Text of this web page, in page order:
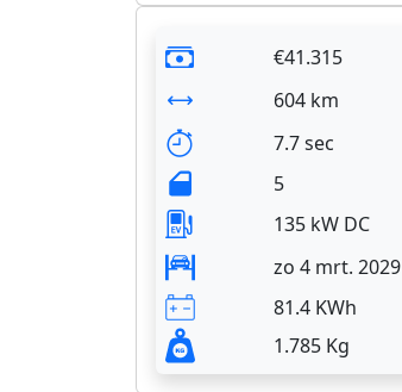
€41.315
604 km
7.7 sec
5
135 kW DC
zo 4 mrt. 2029
81.4 KWh
1.785 Kg